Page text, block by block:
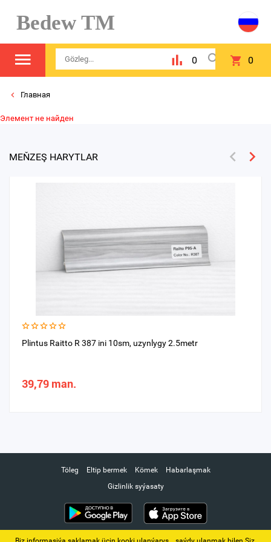
Bedew TM
0 0
Главная
Элемент не найден
MEŇZEŞ HARYTLAR
Plintus Raitto R 387 ini 10sm, uzynlygy 2.5metr
39,79 man.
Töleg Eltip bermek Kömek
Habarlaşmak
Gizlinlik syýasaty